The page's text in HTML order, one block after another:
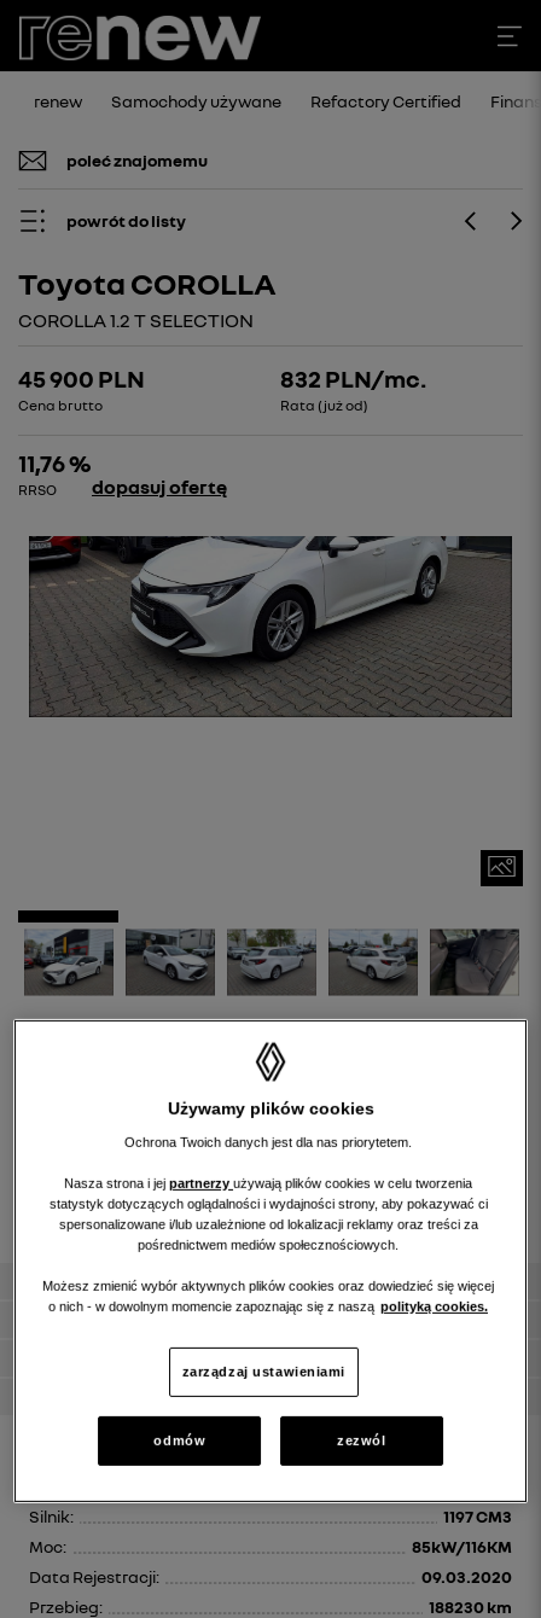
renew Samochody używane Refactory Certified
powrót do listy
poleć znajomemu
Toyota COROLLA
COROLLA 1.2 T SELECTION
45 900 PLN
Cena brutto
832 PLN/mc.
Rata (już od)
11,76 %
RRSO dopasuj ofertę
gwarancja 12m
kupiony w salonie
bogate wyposażenie
faktura VAT marża
Silnik:
1197 CM3
Moc:
85kW/116KM
Data Rejestracji:
09.03.2020
Przebieg:
188230 km
Używamy plików cookies
Ochrona Twoich danych jest dla nas priorytetem.
Nasza strona i jej partnerzy używają plików cookies w celu tworzenia
statystyk dotyczących oglądalności i wydajności strony, aby pokazywać ci
spersonalizowane i/lub uzależnione od lokalizacji reklamy oraz treści za
pośrednictwem mediów społecznościowych.
Możesz zmienić wybór aktywnych plików cookies oraz dowiedzieć się więcej
o nich - w dowolnym momencie zapoznając się z naszą polityką cookies.
zarządzaj ustawieniami
odmów zezwól